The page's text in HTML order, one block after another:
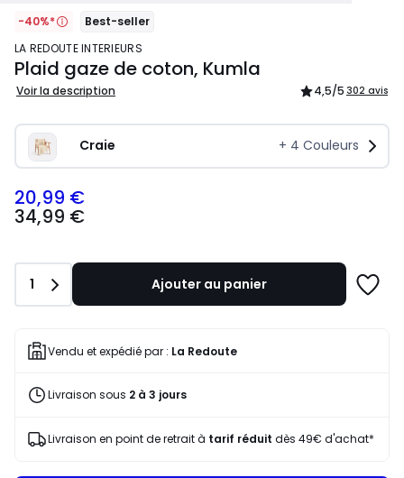
-40%*
Best-seller
LA REDOUTE INTERIEURS
Plaid gaze de coton, Kumla
Voir la description 4,5/5 302 avis
Craie + 4 Couleurs
34,99
€
programme
pour
20,99
20,99 €
34,99 €
Quantité
1 Ajouter au panier
Vendu et expédié par : La Redoute
Livraison sous 2 à 3 jours
Livraison en point de retrait à tarif réduit dès 49€ d'achat*